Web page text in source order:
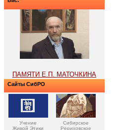
ПАМЯТИ Е.П. МАТОЧКИНА
Сайты СибРО
Учение
Живой Этики
Сибирское
Рериховское